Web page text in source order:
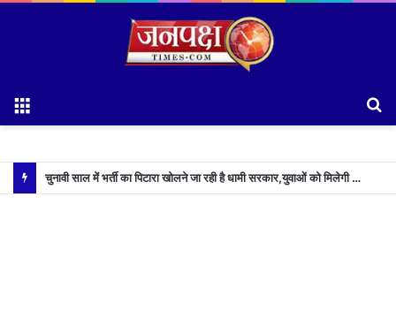
चुनावी साल में भर्ती का पिटारा खोलने जा रही है धामी सरकार,युवाओं को मिलेगी 34 हजार रिकॉर्ड भर्तियों की सौगात